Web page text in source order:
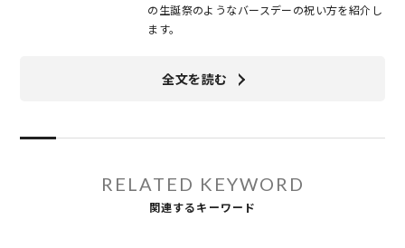
の生誕祭のようなバースデーの祝い方を紹介し
ます。
全文を読む
RELATED KEYWORD
関連するキーワード